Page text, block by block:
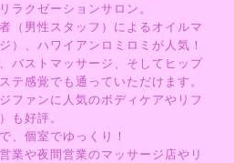
ラクゼーションサロン。
（男性スタッフ）によるオイルマ
）、ハワイアンロミロミが人気！
バストマッサージ、そしてヒップ
テ感覚でも通っていただけます。
ファンに人気のボディケアやリフ
も好評。
、個室でゆっくり！
業や夜間営業のマッサージ店やリ